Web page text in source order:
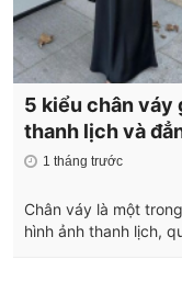
5 kiểu chân váy
thanh lịch và
1 tháng trước
Chân váy là một
hình ảnh thanh lịch,